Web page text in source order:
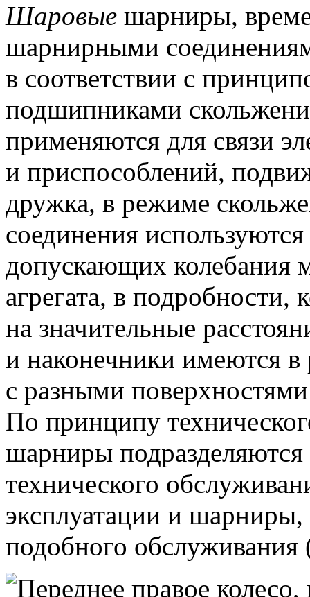
Шаровые шарниры,
шарнирными
в соответствии с
подшипниками
применяются для связи
и приспособлений,
дружка, в режиме
соединения
допускающих колебания
агрегата, в подробности,
на значительные
и наконечники имеются
с разными
По принципу
шарниры
технического
эксплуатации и
подобного